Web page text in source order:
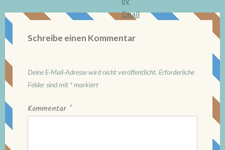
Schreibe einen Kommentar
Deine E-Mail-Adresse wird nicht veröffentlicht. Erforderliche
Felder sind mit *markiert
Kommentar *